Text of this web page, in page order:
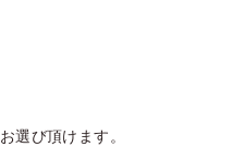
選び頂けます。